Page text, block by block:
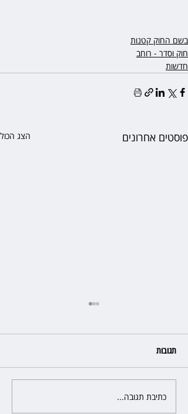
בשם החוק קטנות
חוק וסדר - רוחב
חדשות
פוסטים אחרונים הצג הכול
פרקליטת מחוז חיפה בדרך
תגובות
כתיבת תגובה...